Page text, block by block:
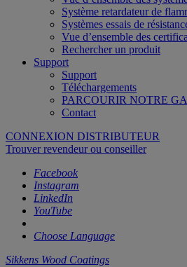
Système retardateur de
Systèmes essais de
Vue d’ensemble des
Rechercher un produit
Support
Support
Téléchargements
PARCOURIR NOTRE
Contact
CONNEXION DISTRIBUTEUR
Trouver revendeur ou conseiller
Facebook
Instagram
LinkedIn
YouTube
Choose Language
Sikkens Wood Coatings